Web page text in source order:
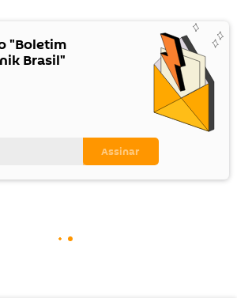
"Boletim
Brasil"